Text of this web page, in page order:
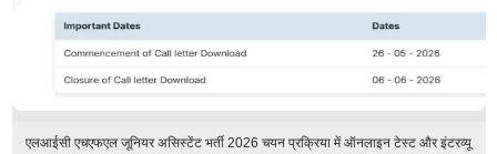
एलआईसी एचएफएल जूनियर असिस्टेंट भर्ती 2026 चयन प्रक्रिया में ऑनलाइन टेस्ट और इंटरव्यू